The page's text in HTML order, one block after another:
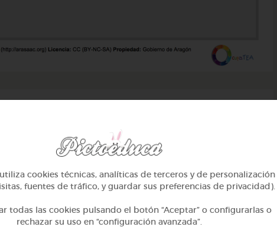
para practicar, junto con un sistema monetario que
con el sistema monetario con borde neutro (bordes
color.
cookies técnicas, analíticas de terceros y de personalización
fuentes de tráfico, y guardar sus preferencias de privacidad).
todas las cookies pulsando el botón “Aceptar” o configurarlas o
rechazar su uso en “configuración avanzada”.